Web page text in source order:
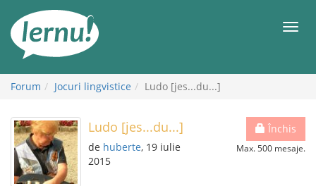
conținut
Forum Jocuri lingvistice Ludo [jes...du...]
Închis
Max. 500 mesaje.
Ludo [jes...du...]
de huberte, 19 iulie
2015